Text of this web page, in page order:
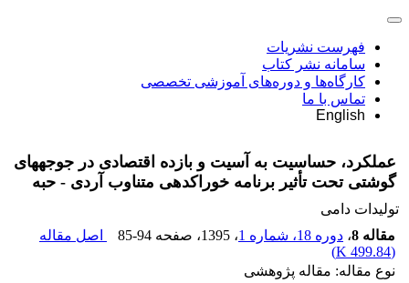
فهرست نشریات
سامانه نشر کتاب
کارگاه‌ها و دوره‌های آموزشی تخصصی
تماس با ما
English
عملکرد، حساسیت به آسیت و بازده اقتصادی در جوجه‏های
گوشتی تحت ‌تأثیر برنامه خوراک‏دهی متناوب آردی ‌-‌ حبه
تولیدات دامی
مقاله 8
، دوره 18، شماره 1 ، 1395 ، صفحه 85-94
اصل مقاله
(
499.84 K
)
نوع مقاله: مقاله پژوهشی